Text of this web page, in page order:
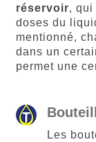
réservoir, qui
doses du
mentionné,
dans un
permet une
Les